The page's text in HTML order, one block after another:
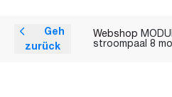
zurück
Webshop
stroompaal 8